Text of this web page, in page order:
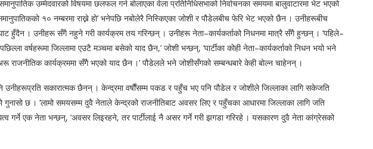
उम्मेदवारको विषयमा छलफल गर्न बोलाएका वेला प्रतिनिधिसभाको निर्वाचनका समयमा बालुवाटारमा भेट भएको
१० नम्बरमा राख्ने हो’ भनेपछि नबोलेरै निस्किएका जोशी र पौडेलबीच फेरि भेट भएको छैन । उनीहरूबीच
हुँदैन । उनीहरू सँगै नहुने गरी कार्यक्रम तय गरिन्छन् । उनीहरू नेता–कार्यकर्ताको निधनमा मात्रै सँगै हुन्छन् । ‘पहिले–
वर्षहरूमा जिल्लामा एउटै मञ्चमा बसेको याद छैन,’ जोशी भन्छन्, ‘पार्टीका कोही नेता–कार्यकर्ताको निधन भयो भने
राजनीतिक कार्यक्रममा सँगै भएको याद छैन ।’ पौडेलले भने जोशीसँगको सम्बन्धबारे केही बोल्न चाहेनन् ।
उनीहरूप्रति सकारात्मक छैनन् । केन्द्रमा वर्षौंसम्म पकड र पहुँच भए पनि पौडेल र जोशीले जिल्लाका लागि सकेजति
गुनासो छ । ‘लामो समयसम्म दुवै नेताले केन्द्रको राजनीतिबाट अवसर लिए र पहुँचका आधारमा जिल्लाका लागि जति
गर्ने एक नेता भन्छन्, ‘अवसर लिइरहने, तर पार्टीलाई नै असर गर्ने गरी झगडा गरिरहे । यसकारण दुवै नेता कांग्रेसको